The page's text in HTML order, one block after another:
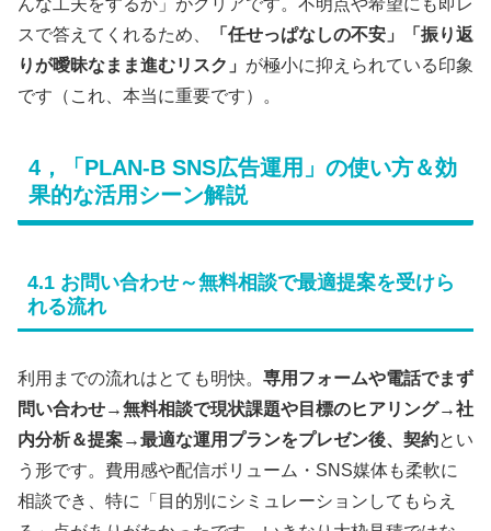
スで答えてくれるため、
「任せっぱなしの不安」「振り返
りが曖昧なまま進むリスク」 が極小に抑えられている印象
です（これ、本当に重要です）。
4，「PLAN-B SNS広告運用」の使い方＆効
果的な活用シーン解説
4.1 お問い合わせ～無料相談で最適提案を受けら
れる流れ
利用までの流れはとても明快。 専用フォームや電話でまず
問い合わせ→無料相談で現状課題や目標のヒアリング→社
内分析＆提案→最適な運用プランをプレゼン後、契約とい
う形です。費用感や配信ボリューム・SNS媒体も柔軟に
相談でき、特に「目的別にシミュレーションしてもらえ